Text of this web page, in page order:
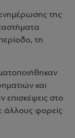
της
τη
και
επισκέψεις στο
άλλους φορείς